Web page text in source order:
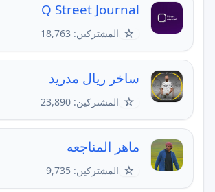
Q Street Journal
☆ المشتركين: 18,763
ساخر ريال مدريد
☆ المشتركين: 23,890
ماهر المناجعه
☆ المشتركين: 9,735